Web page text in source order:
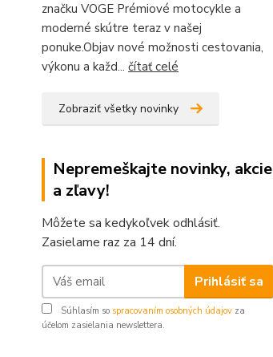
značku VOGE Prémiové motocykle a
moderné skútre teraz v našej
ponuke.Objav nové možnosti cestovania,
výkonu a každ... čítať celé
Zobraziť všetky novinky
Nepremeškajte novinky, akcie
a zľavy!
Môžete sa kedykoľvek odhlásiť.
Zasielame raz za 14 dní.
Prihlásiť sa
Súhlasím so spracovaním osobných údajov za
účelom zasielania newslettera.